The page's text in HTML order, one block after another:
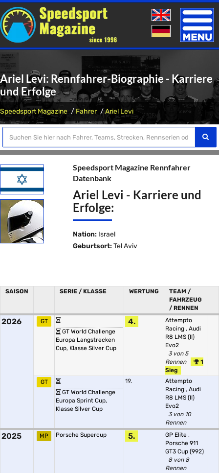
Toggle
Ariel Levi: Rennfahrer-Biographie - Karriere
und Erfolge
Speedsport Magazine Fahrer Ariel Levi
Speedsport Magazine Rennfahrer
Datenbank
Ariel Levi - Karriere und
Erfolge:
Nation: Israel
Geburtsort: Tel Aviv
SAISON SERIE / KLASSE WERTUNG
TEAM /
FAHRZEUG
/ RENNEN
2026
GT
GT World Challenge
Europa Langstrecken
Cup, Klasse Silver Cup
4.
Attempto
Racing , Audi
R8 LMS (II)
Evo2
3 von 5
Rennen
1
Sieg
GT
GT World Challenge
Europa Sprint Cup,
Klasse Silver Cup
19.
Attempto
Racing , Audi
R8 LMS (II)
Evo2
3 von 10
Rennen
2025 MP Porsche Supercup 5. GP Elite ,
Porsche 911
GT3 Cup (992)
8 von 8
Rennen